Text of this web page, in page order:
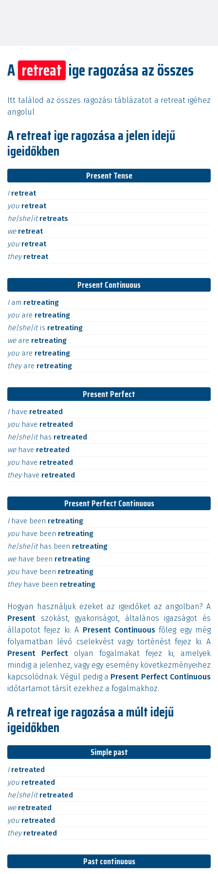
A retreat ige ragozása az összes
Itt találod az összes ragozási táblázatot a retreat igéhez
angolul
A retreat ige ragozása a jelen idejű
igeidőkben
Present Tense
I retreat
you retreat
he|she|itretreats
we retreat
you retreat
theyretreat
Present Continuous
I am retreating
you are retreating
he|she|itis retreating
we are retreating
you are retreating
theyare retreating
Present Perfect
I have retreated
you have retreated
he|she|it has retreated
we have retreated
you have retreated
they have retreated
Present Perfect Continuous
I have been retreating
you have been retreating
he|she|it has been retreating
we have been retreating
you have been retreating
they have been retreating
Hogyan használjuk ezeket az igeidőket az angolban? A
Present szokást, gyakoriságot, általános igazságot és
állapotot fejez ki. A Present Continuousfőleg egy még
folyamatban lévő cselekvést vagy történést fejez ki. A
Present Perfect olyan fogalmakat fejez ki, amelyek
mindig a jelenhez, vagy egy esemény következményeihez
kapcsolódnak. Végül pedig a Present Perfect Continuous
időtartamot társít ezekhez a fogalmakhoz.
A retreat ige ragozása a múlt idejű
igeidőkben
Simple past
I retreated
you retreated
he|she|itretreated
we retreated
you retreated
theyretreated
Past continuous